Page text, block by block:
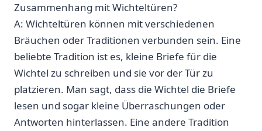
Zusammenhang mit Wichteltüren?
A: Wichteltüren können mit verschiedenen​
Bräuchen oder Traditionen verbunden ​sein. Eine
beliebte Tradition ist es, kleine Briefe für⁤ die
Wichtel zu schreiben und sie vor ‌der ‌Tür zu
‌platzieren. Man sagt, dass ‌die Wichtel die Briefe
lesen und sogar kleine Überraschungen oder
Antworten ​hinterlassen. Eine andere Tradition